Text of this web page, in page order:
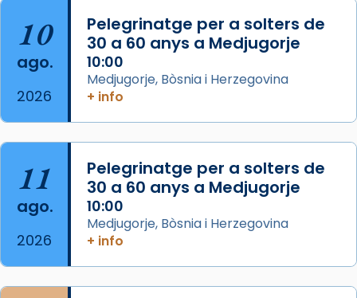
L’arquebisbe de Barcelona, el cardenal Joan
Josep Omella, ha presidit la missa i l’ha
concelebrat el bisbe auxiliar de Barcelona,
Mons. David Abadías.
📸 Dr. G. Simón
Foto
View on Facebook · Share
Arquebisbat de Barcelona
2 weeks ago
10
ago.
2026
Pelegrinatge per a solters de
30 a 60 anys a Medjugorje
10:00
Medjugorje, Bòsnia i Herzegovina
+ info
11
ago.
2026
Pelegrinatge per a solters de
30 a 60 anys a Medjugorje
10:00
Medjugorje, Bòsnia i Herzegovina
+ info